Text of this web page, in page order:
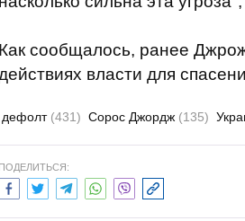
Как сообщалось, ранее
власти для
дефолт (431) Сорос Джордж (135)
ПОДЕЛИТЬСЯ: